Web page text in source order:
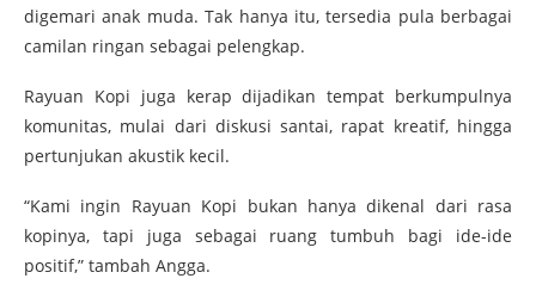
digemari anak muda. Tak hanya itu, tersedia pula berbagai
camilan ringan sebagai pelengkap.
Rayuan Kopi juga kerap dijadikan tempat berkumpulnya
komunitas, mulai dari diskusi santai, rapat kreatif, hingga
pertunjukan akustik kecil.
“Kami ingin Rayuan Kopi bukan hanya dikenal dari rasa
kopinya, tapi juga sebagai ruang tumbuh bagi ide-ide
positif,” tambah Angga.